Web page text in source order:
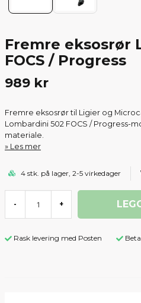
Fremre eksosrør
FOCS / Progress
989 kr
Fremre eksosrør til Ligier og
Lombardini 502 FOCS / Progress-
materiale.
Les mer
4 stk. på lager, 2-5 virkedager
- +
Rask levering med Posten